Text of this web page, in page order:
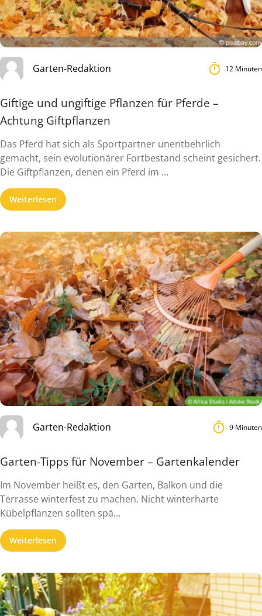
Garten-Redaktion 12 Minuten
Giftige und ungiftige Pflanzen für Pferde –
Achtung Giftpflanzen
Das Pferd hat sich als Sportpartner unentbehrlich
gemacht, sein evolutionärer Fortbestand scheint gesichert.
Die Giftpflanzen, denen ein Pferd im ...
Weiterlesen
Garten-Redaktion 9 Minuten
Garten-Tipps für November – Gartenkalender
Im November heißt es, den Garten, Balkon und die
Terrasse winterfest zu machen. Nicht winterharte
Kübelpflanzen sollten spä...
Weiterlesen